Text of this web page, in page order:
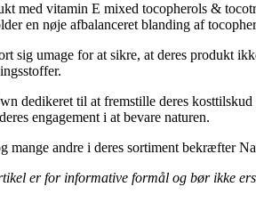
med vitamin E mixed tocopherols &
en nøje afbalanceret blanding af
sig umage for at sikre, at deres produkt
dedikeret til at fremstille deres
engagement i at bevare naturen.
mange andre i deres sortiment bekræfter
er for informative formål og bør ikke